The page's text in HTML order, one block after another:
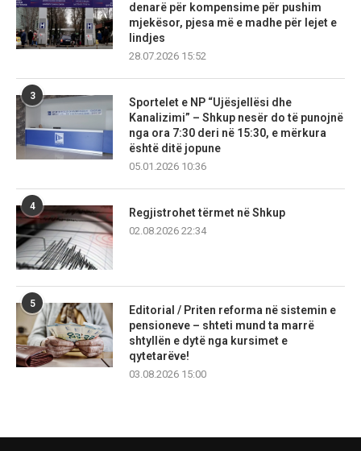
denarë për kompensime për pushim
mjekësor, pjesa më e madhe për lejet e
lindjes
28.07.2026 15:52
3
Sportelet e NP “Ujësjellësi dhe
Kanalizimi” – Shkup nesër do të punojnë
nga ora 7:30 deri në 15:30, e mërkura
është ditë jopune
05.01.2026 10:36
4
Regjistrohet tërmet në Shkup
02.08.2026 22:34
5
Editorial / Priten reforma në sistemin e
pensioneve – shteti mund ta marrë
shtyllën e dytë nga kursimet e
qytetarëve!
03.08.2026 15:00